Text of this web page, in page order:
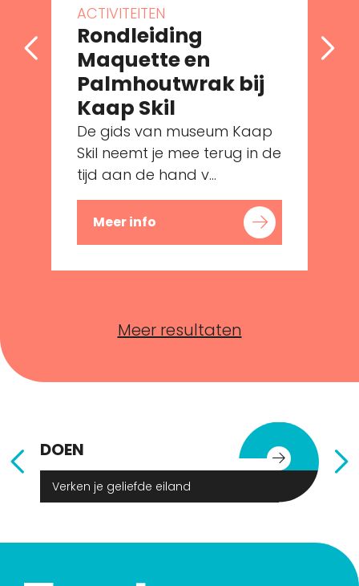
ACTIVITEITEN
Rondleiding
Maquette en
Palmhoutwrak bij
Kaap Skil
De gids van museum Kaap
Skil neemt je mee terug in de
tijd aan de hand v...
Meer info
Meer resultaten
DOEN
Verken je geliefde eiland